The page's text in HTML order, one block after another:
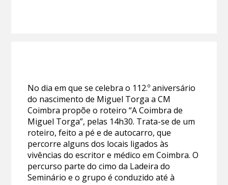
No dia em que se celebra o 112.º aniversário
do nascimento de Miguel Torga a CM
Coimbra propõe o roteiro “A Coimbra de
Miguel Torga”, pelas 14h30. Trata-se de um
roteiro, feito a pé e de autocarro, que
percorre alguns dos locais ligados às
vivências do escritor e médico em Coimbra. O
percurso parte do cimo da Ladeira do
Seminário e o grupo é conduzido até à